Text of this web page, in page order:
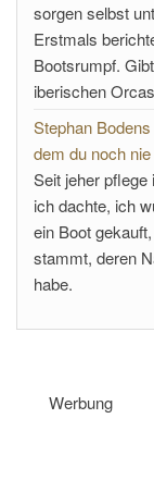
sorgen selbst
Erstmals
Bootsrumpf.
iberischen
Stephan
dem du noch
Seit jeher
ich dachte, ich
ein Boot
stammt, deren
habe.
Werbung